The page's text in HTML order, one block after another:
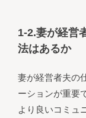
1-2.妻が経営
法はあるか
妻が経営者夫の
ーションが重要
より良いコミュ